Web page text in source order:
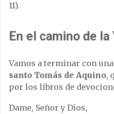
11).
En el camino de la
Vamos a terminar con una
santo Tomás de Aquino,
por los libros de
Dame, Señor y Dios,